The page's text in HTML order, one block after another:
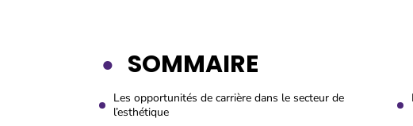
SOMMAIRE
Les opportunités de carrière dans le secteur de
l’esthétique